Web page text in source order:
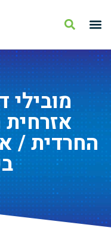
מובילי
החרדית /